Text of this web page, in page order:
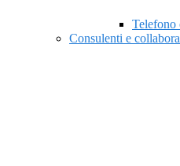
Telefono
Consulenti e